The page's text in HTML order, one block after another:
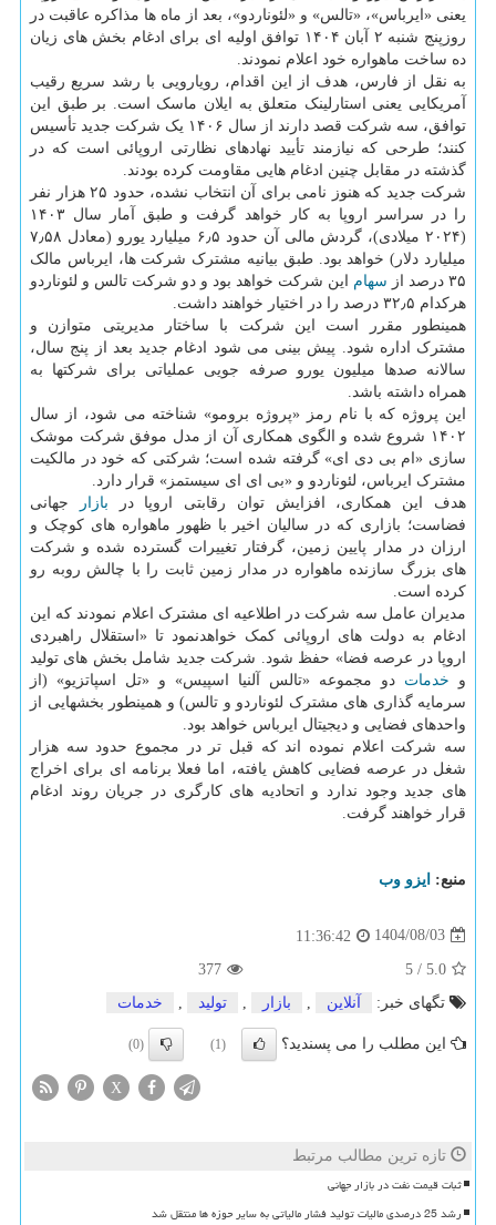
یعنی «ایرباس»، «تالس» و «لئوناردو»، بعد از ماه ها مذاکره عاقبت در
روزپنج شنبه ۲ آبان ۱۴۰۴ توافق اولیه ای برای ادغام بخش های زیان
ده ساخت ماهواره خود اعلام نمودند.
به نقل از فارس، هدف از این اقدام، رویارویی با رشد سریع رقیب
آمریکایی یعنی استارلینک متعلق به ایلان ماسک است. بر طبق این
توافق، سه شرکت قصد دارند از سال ۱۴۰۶ یک شرکت جدید تأسیس
کنند؛ طرحی که نیازمند تأیید نهادهای نظارتی اروپائی است که در
گذشته در مقابل چنین ادغام هایی مقاومت کرده بودند.
شرکت جدید که هنوز نامی برای آن انتخاب نشده، حدود ۲۵ هزار نفر
را در سراسر اروپا به کار خواهد گرفت و طبق آمار سال ۱۴۰۳
(۲۰۲۴ میلادی)، گردش مالی آن حدود ۶٫۵ میلیارد یورو (معادل ۷٫۵۸
میلیارد دلار) خواهد بود. طبق بیانیه مشترک شرکت ها، ایرباس مالک
۳۵ درصد از
سهام این شرکت خواهد بود و دو شرکت تالس و لئوناردو
هرکدام ۳۲٫۵ درصد را در اختیار خواهند داشت.
همینطور مقرر است این شرکت با ساختار مدیریتی متوازن و
مشترک اداره شود. پیش بینی می شود ادغام جدید بعد از پنج سال،
سالانه صدها میلیون یورو صرفه جویی عملیاتی برای شرکتها به
همراه داشته باشد.
این پروژه که با نام رمز «پروژه برومو» شناخته می شود، از سال
۱۴۰۲ شروع شده و الگوی همکاری آن از مدل موفق شرکت موشک
سازی «ام بی دی ای» گرفته شده است؛ شرکتی که خود در مالکیت
مشترک ایرباس، لئوناردو و «بی ای ای سیستمز» قرار دارد.
هدف این همکاری، افزایش توان رقابتی اروپا در بازار
جهانی
فضاست؛ بازاری که در سالیان اخیر با ظهور ماهواره های کوچک و
ارزان در مدار پایین زمین، گرفتار تغییرات گسترده شده و شرکت
های بزرگ سازنده ماهواره در مدار زمین ثابت را با چالش روبه رو
کرده است.
مدیران عامل سه شرکت در اطلاعیه ای مشترک اعلام نمودند که این
ادغام به دولت های اروپائی کمک خواهدنمود تا «استقلال راهبردی
اروپا در عرصه فضا» حفظ شود. شرکت جدید شامل بخش های تولید
و خدمات دو مجموعه «تالس آلنیا اسپیس» و «تل اسپاتزیو» (از
سرمایه گذاری های مشترک لئوناردو و تالس) و همینطور بخشهایی از
واحدهای فضایی و دیجیتال ایرباس خواهد بود.
سه شرکت اعلام نموده اند که قبل تر در مجموع حدود سه هزار
شغل در عرصه فضایی کاهش یافته، اما فعلا برنامه ای برای اخراج
های جدید وجود ندارد و اتحادیه های کارگری در جریان روند ادغام
قرار خواهند گرفت.
منبع: ایزو وب
1404/08/03
11:36:42
5.0
/
5
377
تگهای خبر:
آنلاین , بازار , تولید , خدمات
این مطلب را می پسندید؟ (1)
(0)
X
تازه ترین مطالب مرتبط
ثبات قیمت نفت در بازار جهانی
رشد 25 درصدی مالیات تولید فشار مالیاتی به سایر حوزه ها منتقل شد